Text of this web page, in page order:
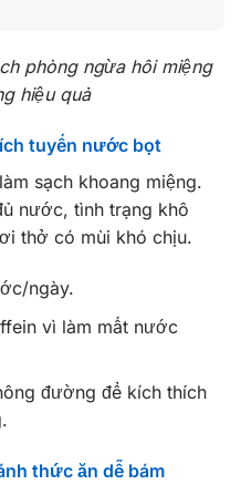
phòng ngừa hôi miệng
hiệu quả
tuyến nước bọt
sạch khoang miệng.
nước, tình trạng khô
thở có mùi khó chịu.
ngày.
vì làm mất nước
đường để kích thích
thức ăn dễ bám